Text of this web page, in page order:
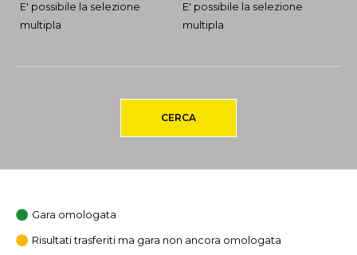
E' possibile la selezione
multipla
E' possibile la selezione
multipla
CERCA
Gara omologata
Risultati trasferiti ma gara non ancora omologata